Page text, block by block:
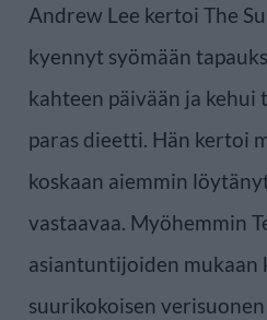
Andrew Lee kertoi The
kyennyt syömään
kahteen päivään ja kehui
paras dieetti. Hän kertoi
koskaan aiemmin
vastaavaa. Myöhemmin
asiantuntijoiden mukaan
suurikokoisen verisuonen